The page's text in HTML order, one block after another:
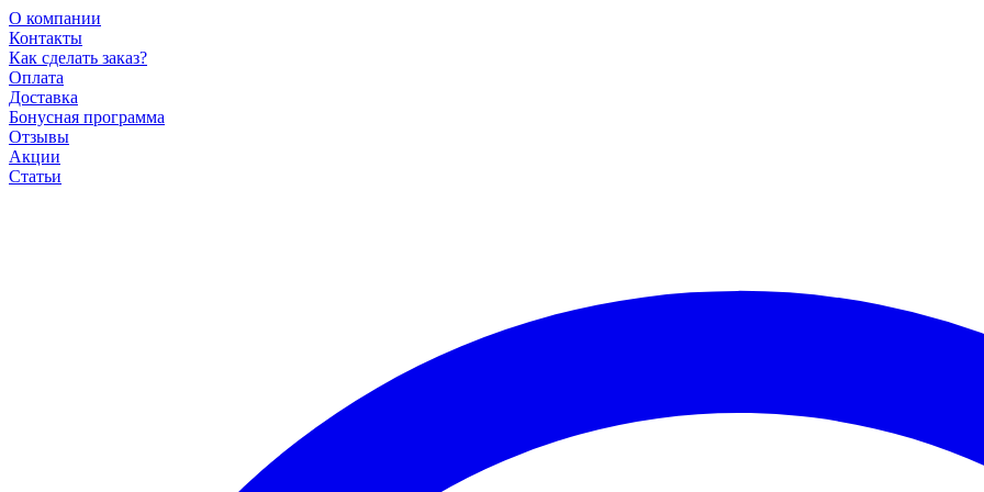
О компании
Контакты
Как сделать заказ?
Оплата
Доставка
Бонусная программа
Отзывы
Акции
Статьи